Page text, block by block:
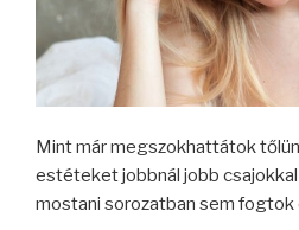
Mint már megszokhattátok
estéteket jobbnál jobb
mostani sorozatban sem fogtok